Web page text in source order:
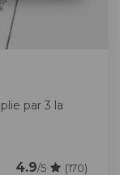
par 3 la
4.9/5 (170)